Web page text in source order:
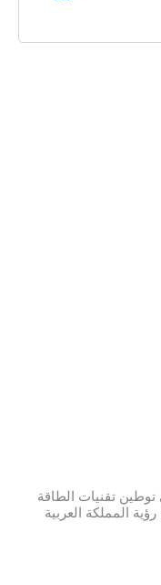
تقنيات الطاقة
المملكة العربية